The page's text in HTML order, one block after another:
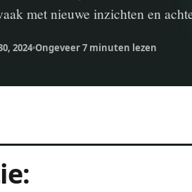
met nieuwe inzichten en
2024 Ongeveer 7 minuten lezen